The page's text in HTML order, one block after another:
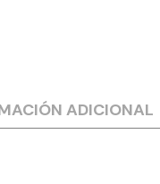
ADICIONAL